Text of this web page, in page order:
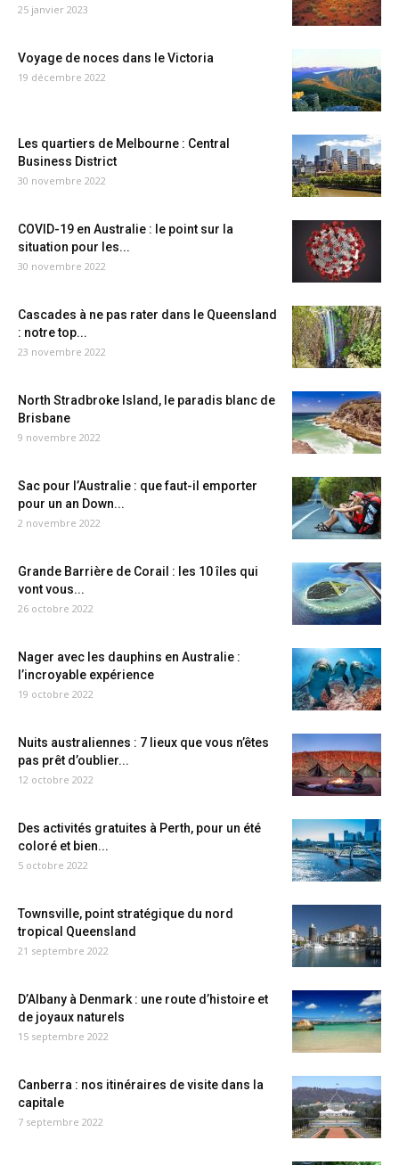
25 janvier 2023
Voyage de noces dans le Victoria
19 décembre 2022
Les quartiers de Melbourne : Central
Business District
30 novembre 2022
COVID-19 en Australie : le point sur la
situation pour les...
30 novembre 2022
Cascades à ne pas rater dans le Queensland
: notre top...
23 novembre 2022
North Stradbroke Island, le paradis blanc de
Brisbane
9 novembre 2022
Sac pour l’Australie : que faut-il emporter
pour un an Down...
2 novembre 2022
Grande Barrière de Corail : les 10 îles qui
vont vous...
26 octobre 2022
Nager avec les dauphins en Australie :
l’incroyable expérience
19 octobre 2022
Nuits australiennes : 7 lieux que vous n’êtes
pas prêt d’oublier...
12 octobre 2022
Des activités gratuites à Perth, pour un été
coloré et bien...
5 octobre 2022
Townsville, point stratégique du nord
tropical Queensland
21 septembre 2022
D’Albany à Denmark : une route d’histoire et
de joyaux naturels
15 septembre 2022
Canberra : nos itinéraires de visite dans la
capitale
7 septembre 2022